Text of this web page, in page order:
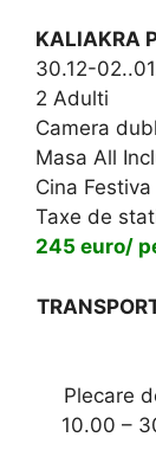
KALIAKRA
30.12-
2 Adulti
Camera
Masa All
Cina
Taxe de
245 euro/
Plecare
10.00 –